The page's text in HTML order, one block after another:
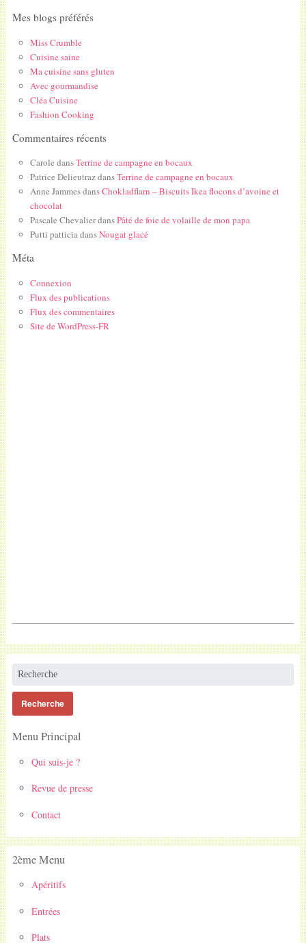
Mes blogs préférés
Miss Crumble
Cuisine saine
Ma cuisine sans gluten
Avec gourmandise
Cléa Cuisine
Fashion Cooking
Commentaires récents
Carole dansTerrine de campagne en bocaux
Patrice DelieutrazdansTerrine de campagne en bocaux
Anne JammesdansChokladflarn – Biscuits Ikea flocons d’avoine et
chocolat
Pascale ChevalierdansPâté de foie de volaille de mon papa
Putti patticiadansNougat glacé
Méta
Connexion
Flux des publications
Flux des commentaires
Site de WordPress-FR
Menu Principal
Qui suis-je ?
Revue de presse
Contact
2ème Menu
Apéritifs
Entrées
Plats